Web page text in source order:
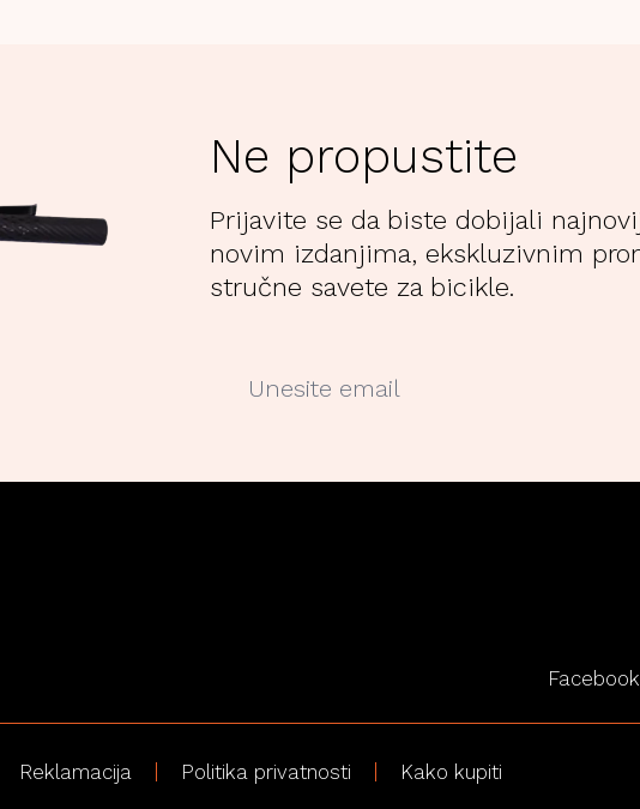
Ne propustite
Prijavite se da biste dobijali
novim izdanjima, ekskluzivnim
stručne savete za bicikle.
Facebook
Reklamacija Politika privatnosti Kako kupiti